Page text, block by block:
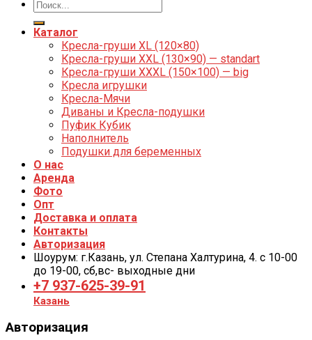
Каталог
Кресла-груши XL (120×80)
Кресла-груши XXL (130×90) — standart
Кресла-груши XXXL (150×100) — big
Кресла игрушки
Кресла-Мячи
Диваны и Кресла-подушки
Пуфик Кубик
Наполнитель
Подушки для беременных
О нас
Аренда
Фото
Опт
Доставка и оплата
Контакты
Авторизация
Шоурум: г.Казань, ул. Степана Халтурина, 4. с 10-00
до 19-00, cб,вс- выходные дни
+7 937-625-39-91
Казань
Авторизация